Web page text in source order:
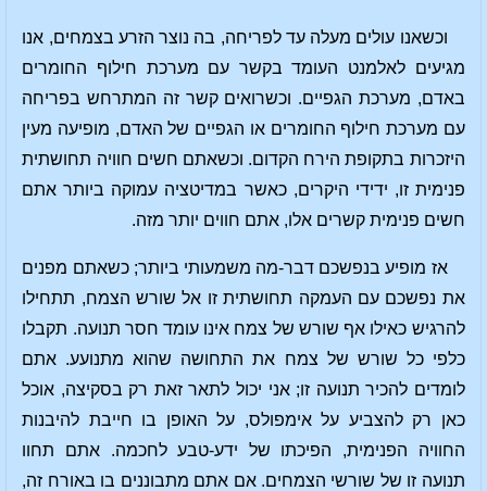
וכשאנו עולים מעלה עד לפריחה, בה נוצר הזרע בצמחים, אנו
מגיעים לאלמנט העומד בקשר עם מערכת חילוף החומרים
באדם, מערכת הגפיים. וכשרואים קשר זה המתרחש בפריחה
עם מערכת חילוף החומרים או הגפיים של האדם, מופיעה מעין
היזכרות בתקופת הירח הקדום. וכשאתם חשים חוויה תחושתית
פנימית זו, ידידי היקרים, כאשר במדיטציה עמוקה ביותר אתם
חשים פנימית קשרים אלו, אתם חווים יותר מזה.
אז מופיע בנפשכם דבר-מה משמעותי ביותר; כשאתם מפנים
את נפשכם עם העמקה תחושתית זו אל שורש הצמח, תתחילו
להרגיש כאילו אף שורש של צמח אינו עומד חסר תנועה. תקבלו
כלפי כל שורש של צמח את התחושה שהוא מתנועע. אתם
לומדים להכיר תנועה זו; אני יכול לתאר זאת רק בסקיצה, אוכל
כאן רק להצביע על אימפולס, על האופן בו חייבת להיבנות
החוויה הפנימית, הפיכתו של ידע-טבע לחכמה. אתם תחוו
תנועה זו של שורשי הצמחים. אם אתם מתבוננים בו באורח זה,